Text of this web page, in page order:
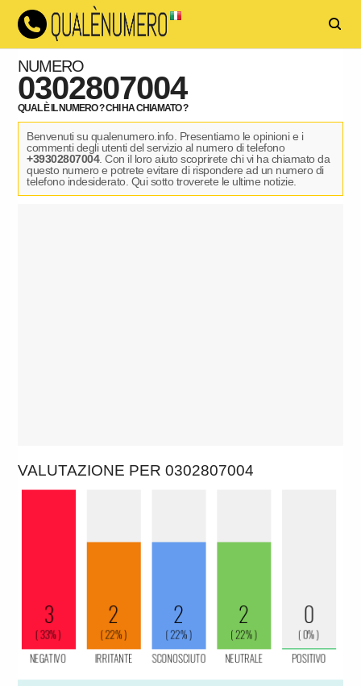
NUMERO
0302807004
QUAL È IL NUMERO ? CHI HA CHIAMATO ?
Benvenuti su qualenumero.info. Presentiamo le opinioni e i
commenti degli utenti del servizio al numero di telefono
+39302807004. Con il loro aiuto scoprirete chi vi ha chiamato da
questo numero e potrete evitare di rispondere ad un numero di
telefono indesiderato. Qui sotto troverete le ultime notizie.
VALUTAZIONE PER 0302807004